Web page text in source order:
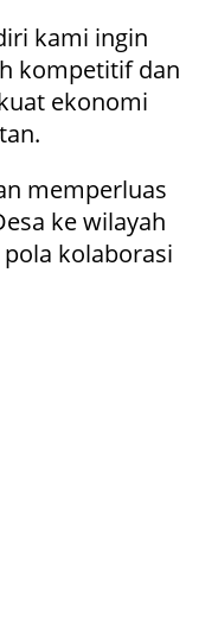
kami ingin
kompetitif dan
ekonomi
memperluas
ke wilayah
kolaborasi